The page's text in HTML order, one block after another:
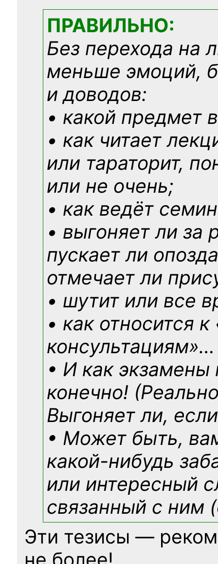
ПРАВИЛЬНО:
Без перехода на
меньше эмоций,
и доводов:
• какой предмет
• как читает
или тараторит,
или не очень;
• как ведёт
• выгоняет ли за
пускает ли
отмечает ли
• шутит или все
• как относится
консультациям»…
• И как экзамены
конечно!
Выгоняет ли,
• Может быть,
какой-нибудь
или интересный
связанный с ним
Эти тезисы —
не более!